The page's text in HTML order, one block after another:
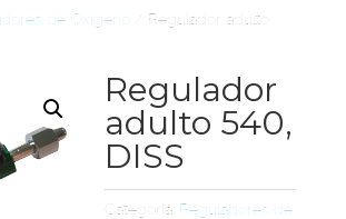
de Oxígeno
/ Regulador adulto
Regulador
adulto 540,
DISS
Categoría: Reguladores de